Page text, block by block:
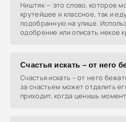
Ништяк — это слово, которое
крутейшее и классное, так и
подобранную на улице.
одобрение или описать некое
Счастья искать – от него
Счастья искать – от него
за счастьем может отдалить
приходит, когда ценишь